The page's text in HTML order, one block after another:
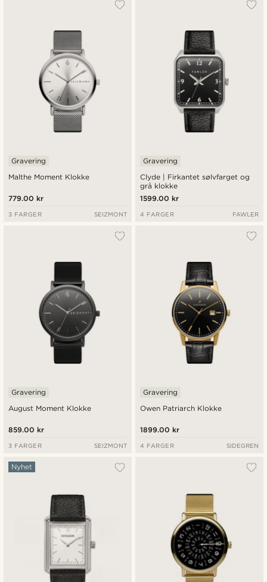
Malthe Moment Klokke
Gravering
779.00 kr
3 FARGER SEIZMONT
Clyde | Firkantet sølvfarget og
grå klokke
Gravering
1599.00 kr
4 FARGER FAWLER
August Moment Klokke
Gravering
859.00 kr
3 FARGER SEIZMONT
Owen Patriarch Klokke
Gravering
1899.00 kr
4 FARGER SIDEGREN
Nyhet